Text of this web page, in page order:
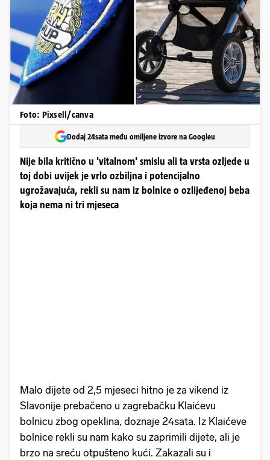
Foto: Pixsell/canva
Dodaj 24sata među omiljene izvore na Googleu
Nije bila kritično u 'vitalnom' smislu ali ta vrsta ozljede u
toj dobi uvijek je vrlo ozbiljna i potencijalno
ugrožavajuća, rekli su nam iz bolnice o ozlijeđenoj beba
koja nema ni tri mjeseca
Malo dijete od 2,5 mjeseci hitno je za vikend iz
Slavonije prebačeno u zagrebačku Klaićevu
bolnicu zbog opeklina, doznaje 24sata. Iz Klaićeve
bolnice rekli su nam kako su zaprimili dijete, ali je
brzo na sreću otpušteno kući. Zakazali su i